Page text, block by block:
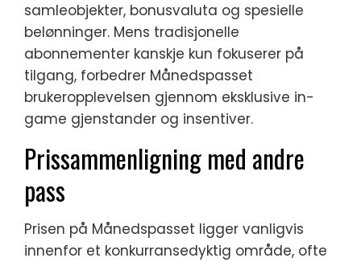
samleobjekter, bonusvaluta og spesielle
belønninger. Mens tradisjonelle
abonnementer kanskje kun fokuserer på
tilgang, forbedrer Månedspasset
brukeropplevelsen gjennom eksklusive in-
game gjenstander og insentiver.
Prissammenligning med andre
pass
Prisen på Månedspasset ligger vanligvis
innenfor et konkurransedyktig område, ofte